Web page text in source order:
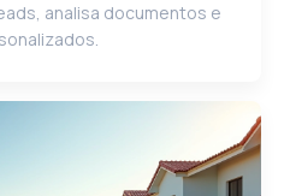
analisa documentos e